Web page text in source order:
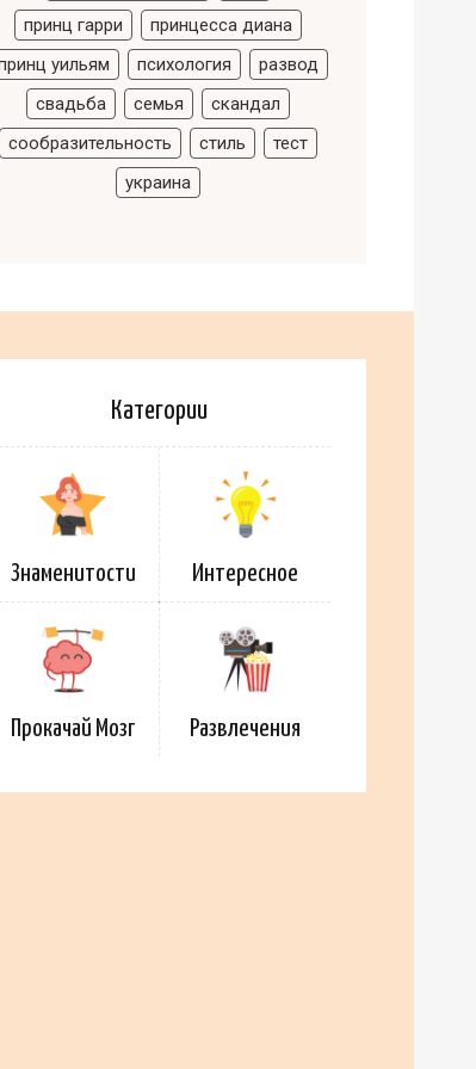
принц гарри
принцесса диана
уильям
психология
развод
свадьба
семья
скандал
сообразительность
стиль
тест
украина
Категории
Знаменитости Интересное
Прокачай Мозг Развлечения